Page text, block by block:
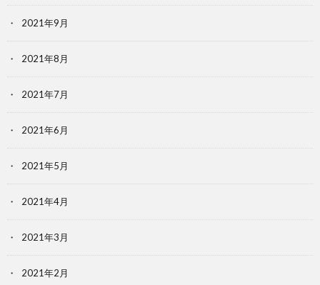
2021年9月
2021年8月
2021年7月
2021年6月
2021年5月
2021年4月
2021年3月
2021年2月